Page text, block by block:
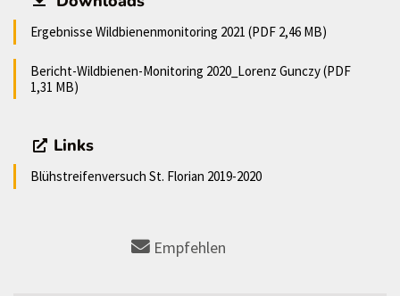
Ergebnisse Wildbienenmonitoring 2021 (PDF 2,46 MB)
Bericht-Wildbienen-Monitoring 2020_Lorenz Gunczy (PDF
1,31 MB)
Links
Blühstreifenversuch St. Florian 2019-2020
Empfehlen